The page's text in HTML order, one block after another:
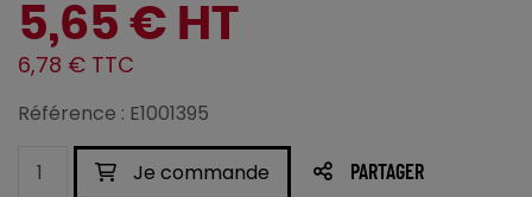
5,65 € HT
6,78 € TTC
Référence : E1001395
Je commande PARTAGER